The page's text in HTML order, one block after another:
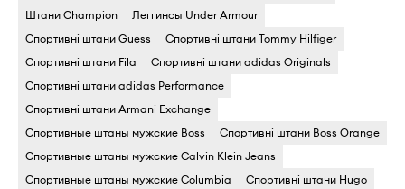
Штани Champion
Леггинсы Under Armour
Спортивні штани Guess
Спортивні штани Tommy Hilfiger
Спортивні штани Fila
Спортивні штани adidas Originals
Спортивні штани adidas Performance
Спортивні штани Armani Exchange
Спортивные штаны мужские Boss
Спортивні штани Boss Orange
Спортивные штаны мужские Calvin Klein Jeans
Спортивные штаны мужские Columbia
Спортивні штани Hugo